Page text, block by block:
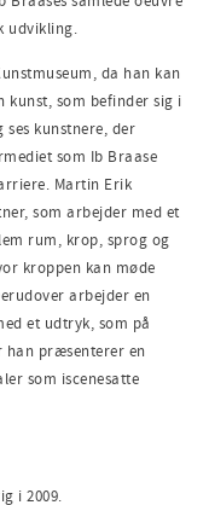
udvikling.
da han kan
kunst, som befinder sig i
ses kunstnere, der
som Ib Braase
Martin Erik
som arbejder med et
rum, krop, sprog og
kroppen kan møde
arbejder en
et udtryk, som på
han præsenterer en
som iscenesatte
i 2009.